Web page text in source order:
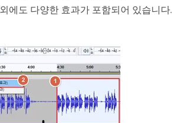
에도 다양한 효과가 포함되어 있습니다.